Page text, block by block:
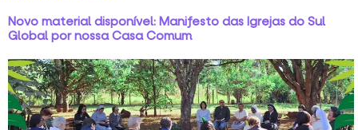
Novo material disponível: Manifesto das Igrejas do Sul
Global por nossa Casa Comum